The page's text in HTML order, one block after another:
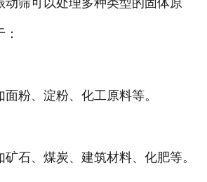
筛可以处理多种类型的固体原
、淀粉、化工原料等。
、煤炭、建筑材料、化肥等。